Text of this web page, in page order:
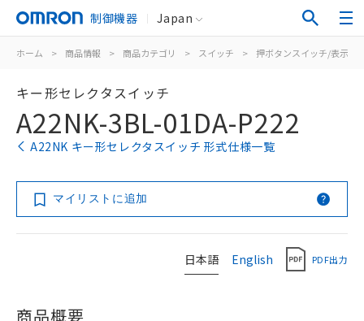
制御機器 Japan
ホーム > 商品情報 > 商品カテゴリ > スイッチ > 押ボタンスイッチ/表示灯
キー形セレクタスイッチ
A22NK-3BL-01DA-P222
A22NK キー形セレクタスイッチ 形式仕様一覧
マイリストに追加
日本語 English PDF出力
商品概要